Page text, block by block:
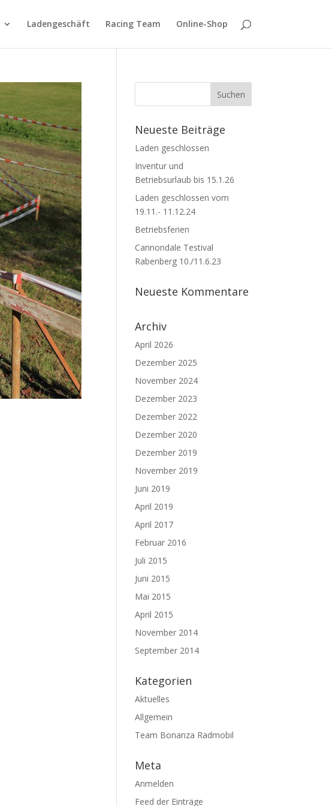
Ladengeschäft Racing Team Online-Shop
Neueste Beiträge
Laden geschlossen
Inventur und
Betriebsurlaub bis 15.1.26
Laden geschlossen vom
19.11.- 11.12.24
Betriebsferien
Cannondale Testival
Rabenberg 10./11.6.23
Neueste Kommentare
Archiv
April 2026
Dezember 2025
November 2024
Dezember 2023
Dezember 2022
Dezember 2020
Dezember 2019
November 2019
Juni 2019
April 2019
April 2017
Februar 2016
Juli 2015
Juni 2015
Mai 2015
April 2015
November 2014
September 2014
Kategorien
Aktuelles
Allgemein
Team Bonanza Radmobil
Meta
Anmelden
Feed der Einträge